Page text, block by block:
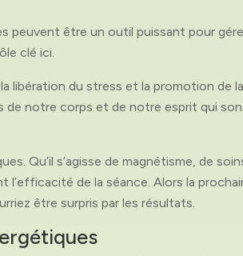
peuvent être un outil puissant pour
clé ici.
libération du stress et la promotion de
de notre corps et de notre esprit qui
Qu’il s’agisse de magnétisme, de
de la séance. Alors la
être surpris par les résultats.